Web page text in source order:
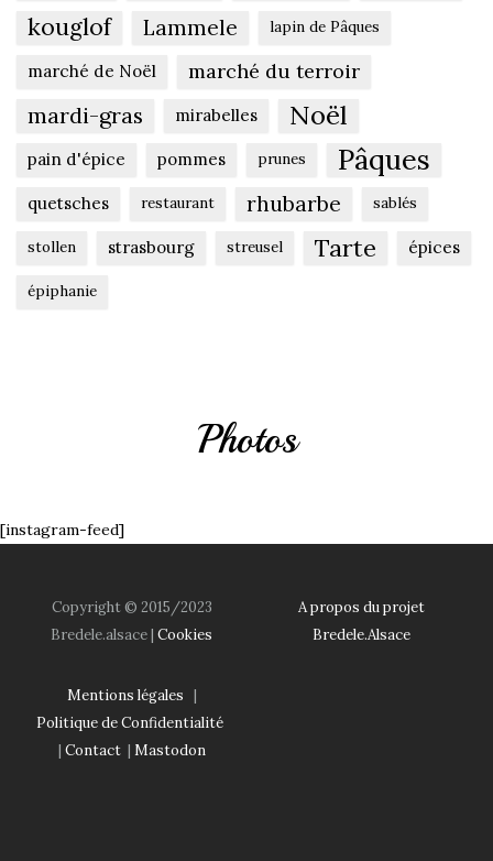
kouglof Lammele lapin de Pâques
marché de Noël marché du terroir
mardi-gras mirabelles Noël
pain d'épice pommes prunes Pâques
quetsches restaurant rhubarbe sablés
stollen strasbourg streusel Tarte épices
épiphanie
Photos
[instagram-feed]
Copyright © 2015/2023
Bredele.alsace | Cookies
A propos du projet
Bredele.Alsace
Mentions légales |
Politique de Confidentialité
| Contact| Mastodon